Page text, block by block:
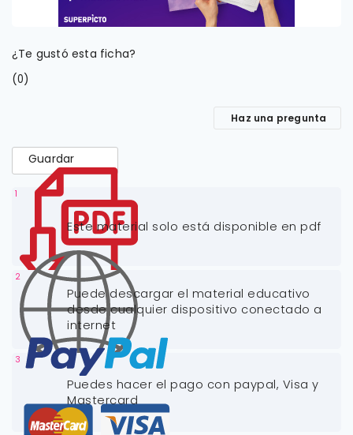
¿Te gustó esta ficha?
(0)
Haz una pregunta
Guardar
1
Este material solo está disponible en pdf
2
Puede descargar el material educativo
desde cualquier dispositivo conectado a
internet
3
Puedes hacer el pago con paypal, Visa y
Mastercard